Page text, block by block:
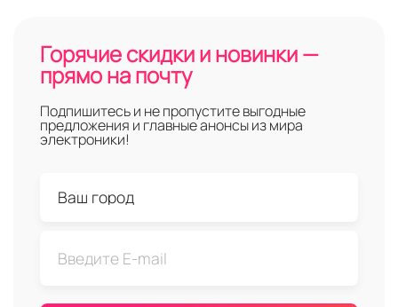
Горячие скидки и новинки —
прямо на почту
Подпишитесь и не пропустите выгодные
предложения и главные анонсы из мира
электроники!